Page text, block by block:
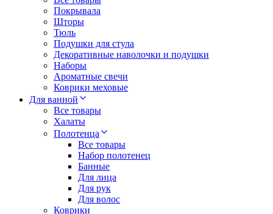
Покрывала
Шторы
Тюль
Подушки для стула
Декоративные наволочки и подушки
Наборы
Ароматные свечи
Коврики меховые
Для ванной
Все товары
Халаты
Полотенца
Все товары
Набор полотенец
Банные
Для лица
Для рук
Для волос
Коврики